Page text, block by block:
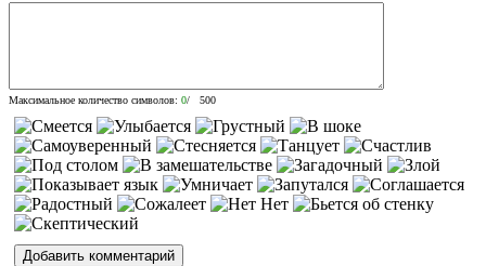
Максимальное количество символов: 0/ 500